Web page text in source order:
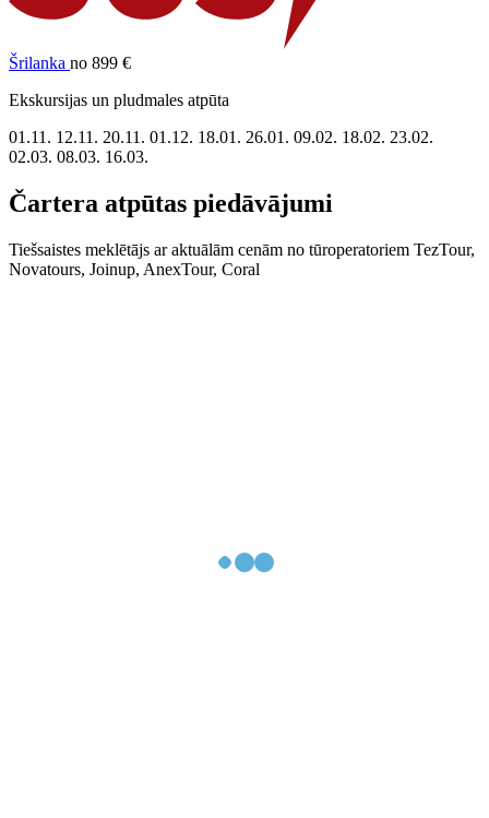
Šrilanka no 899 €
Ekskursijas un pludmales atpūta
01.11. 12.11. 20.11. 01.12. 18.01. 26.01. 09.02. 18.02. 23.02.
02.03. 08.03. 16.03.
Čartera atpūtas piedāvājumi
Tiešsaistes meklētājs ar aktuālām cenām no tūroperatoriem TezTour,
Novatours, Joinup, AnexTour, Coral